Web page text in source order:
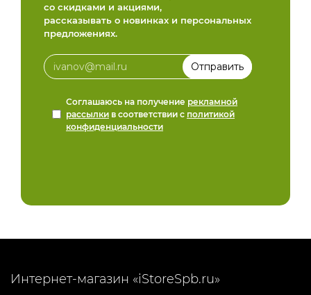
со скидками и акциями,
рассказывать о новинках и персональных
предложениях.
Соглашаюсь на получение рекламной
рассылки в соответствии с политикой
конфиденциальности
Интернет-магазин «iStoreSpb.ru»